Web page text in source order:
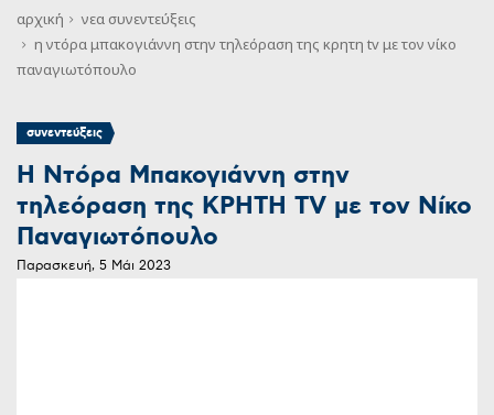
αρχική νεα συνεντεύξεις
η ντόρα μπακογιάννη στην τηλεόραση της κρητη tv με τον νίκο
παναγιωτόπουλο
συνεντεύξεις
Η Ντόρα Μπακογιάννη στην
τηλεόραση της ΚΡΗΤΗ TV με τον Νίκο
Παναγιωτόπουλο
Παρασκευή, 5 Μάι 2023